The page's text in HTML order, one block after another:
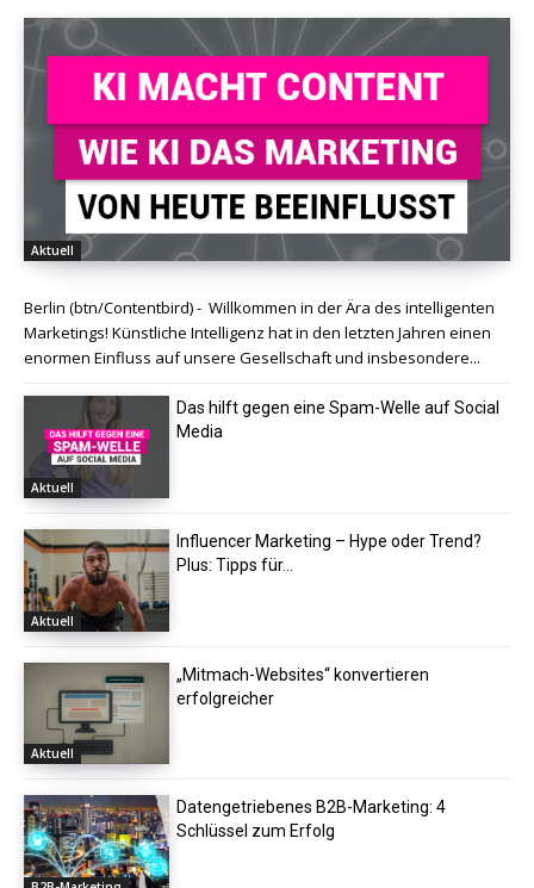
Aktuell
Berlin (btn/Contentbird) - Willkommen in der Ära des intelligenten
Marketings! Künstliche Intelligenz hat in den letzten Jahren einen
enormen Einfluss auf unsere Gesellschaft und insbesondere...
Aktuell
Das hilft gegen eine Spam-Welle auf Social
Media
Aktuell
Influencer Marketing – Hype oder Trend?
Plus: Tipps für...
Aktuell
„Mitmach-Websites“ konvertieren
erfolgreicher
Datengetriebenes B2B-Marketing: 4
Schlüssel zum Erfolg